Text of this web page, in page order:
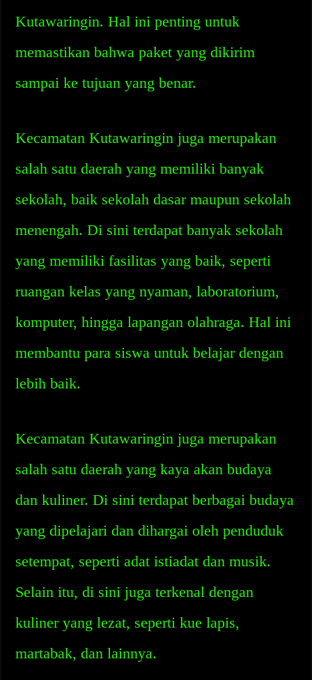
Kutawaringin. Hal ini penting untuk
memastikan bahwa paket yang dikirim
sampai ke tujuan yang benar.
Kecamatan Kutawaringin juga merupakan
salah satu daerah yang memiliki banyak
sekolah, baik sekolah dasar maupun sekolah
menengah. Di sini terdapat banyak sekolah
yang memiliki fasilitas yang baik, seperti
ruangan kelas yang nyaman, laboratorium,
komputer, hingga lapangan olahraga. Hal ini
membantu para siswa untuk belajar dengan
lebih baik.
Kecamatan Kutawaringin juga merupakan
salah satu daerah yang kaya akan budaya
dan kuliner. Di sini terdapat berbagai budaya
yang dipelajari dan dihargai oleh penduduk
setempat, seperti adat istiadat dan musik.
Selain itu, di sini juga terkenal dengan
kuliner yang lezat, seperti kue lapis,
martabak, dan lainnya.